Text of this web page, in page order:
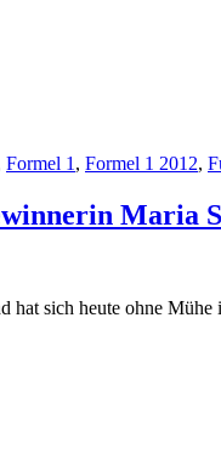
Formel 1 , Formel 1 2012,
Maria
hat sich heute ohne Mühe